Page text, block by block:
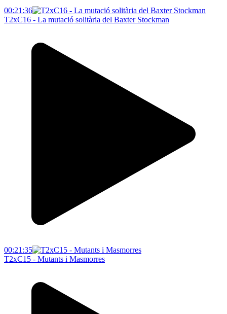
00:21:36
T2xC16 - La mutació solitària del Baxter Stockman
00:21:35
T2xC15 - Mutants i Masmorres